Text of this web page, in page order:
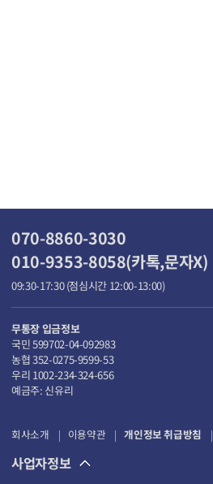
회사소개 이용약관 개인정보 취급방침
사업자정보
070-8860-3030
010-9353-8058(카톡,문자X)
09:30-17:30 (점심시간 12:00-13:00)
무통장 입금정보
국민 599702-04-092983
농협 352-0275-9599-53
우리 1002-234-324-656
예금주: 신유리